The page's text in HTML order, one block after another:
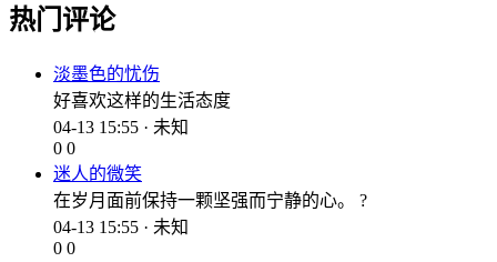
热门评论
淡墨色的忧伤
好喜欢这样的生活态度
04-13 15:55 · 未知
0 0
迷人的微笑
在岁月面前保持一颗坚强而宁静的心。 ?
04-13 15:55 · 未知
0 0